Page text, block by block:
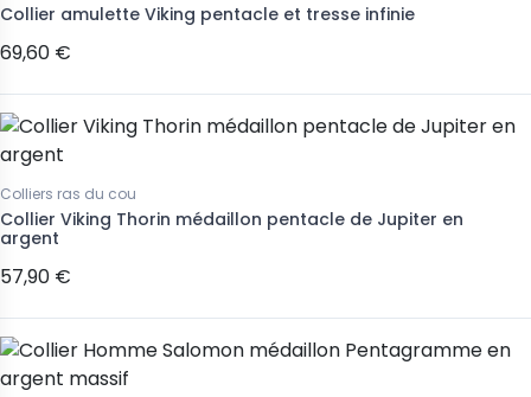
Collier amulette Viking pentacle et tresse infinie
69,60 €
Colliers ras du cou
Collier Viking Thorin médaillon pentacle de Jupiter en
argent
57,90 €